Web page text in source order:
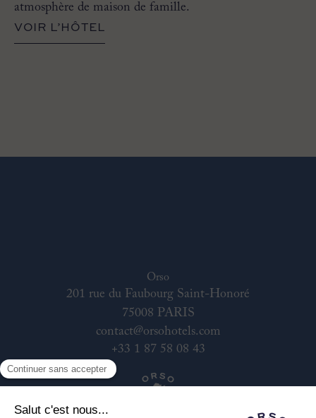
atmosphère de maison de famille.
VOIR L’HÔTEL
Orso
201 rue du Faubourg Saint-Honoré
75008 PARIS
contact@orsohotels.com
+33 1 87 58 08 43